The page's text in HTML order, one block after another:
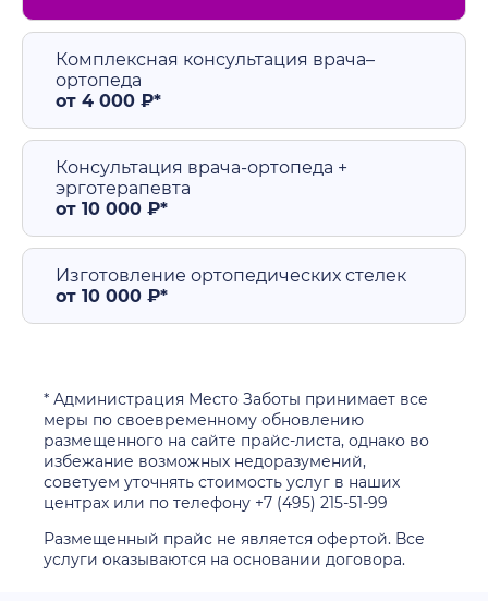
Комплексная консультация врача–
ортопеда
от 4 000 ₽*
Консультация врача-ортопеда +
эрготерапевта
от 10 000 ₽*
Изготовление ортопедических стелек
от 10 000 ₽*
* Администрация Место Заботы принимает все
меры по своевременному обновлению
размещенного на сайте прайс-листа, однако во
избежание возможных недоразумений,
советуем уточнять стоимость услуг в наших
центрах или по телефону +7 (495) 215-51-99
Размещенный прайс не является офертой. Все
услуги оказываются на основании договора.